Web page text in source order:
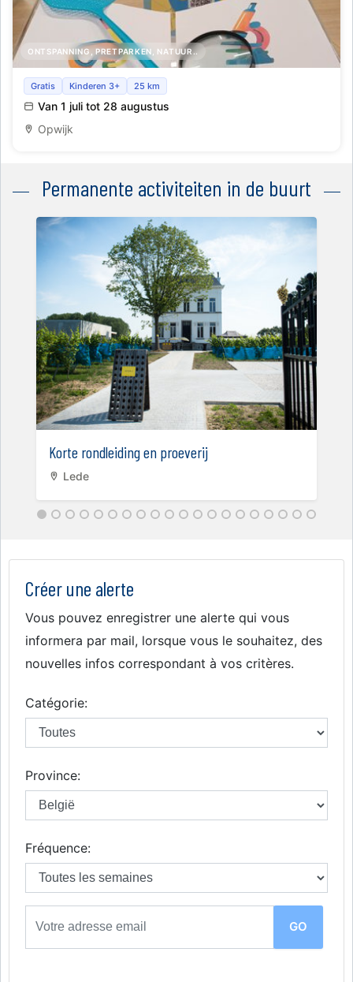
ONTSPANNING, PRETPARKEN, NATUUR..
Zomerzoektocht Vlieg in en rond de bib
Gratis Kinderen 3+ 25 km
Van 1 juli tot 28 augustus
Opwijk
Permanente activiteiten in de buurt
Korte rondleiding en proeverij
Lede
Créer une alerte
Vous pouvez enregistrer une alerte qui vous
informera par mail, lorsque vous le souhaitez, des
nouvelles infos correspondant à vos critères.
Catégorie:
Province:
Fréquence: